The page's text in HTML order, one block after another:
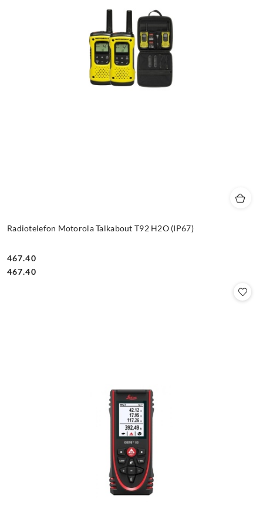
Radiotelefon Motorola Talkabout T92 H2O (IP67)
Cena:
467.40
Cena:
467.40